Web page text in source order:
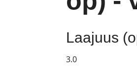
Laajuus
3.0